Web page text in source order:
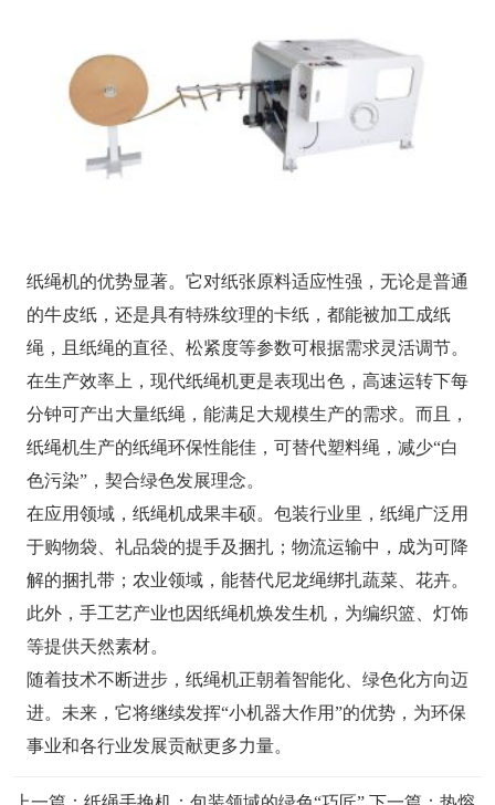
纸绳机的优势显著。它对纸张原料适应性强，无论是普通
的牛皮纸，还是具有特殊纹理的卡纸，都能被加工成纸
绳，且纸绳的直径、松紧度等参数可根据需求灵活调节。
在生产效率上，现代纸绳机更是表现出色，高速运转下每
分钟可产出大量纸绳，能满足大规模生产的需求。而且，
纸绳机生产的纸绳环保性能佳，可替代塑料绳，减少“白
色污染”，契合绿色发展理念。
在应用领域，纸绳机成果丰硕。包装行业里，纸绳广泛用
于购物袋、礼品袋的提手及捆扎；物流运输中，成为可降
解的捆扎带；农业领域，能替代尼龙绳绑扎蔬菜、花卉。
此外，手工艺产业也因纸绳机焕发生机，为编织篮、灯饰
等提供天然素材。
随着技术不断进步，纸绳机正朝着智能化、绿色化方向迈
进。未来，它将继续发挥“小机器大作用”的优势，为环保
事业和各行业发展贡献更多力量。